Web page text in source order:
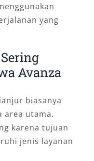
yang
Avanza
biasanya
area utama.
karena tujuan
jenis layanan